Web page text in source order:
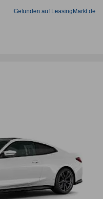
Gefunden auf LeasingMarkt.de